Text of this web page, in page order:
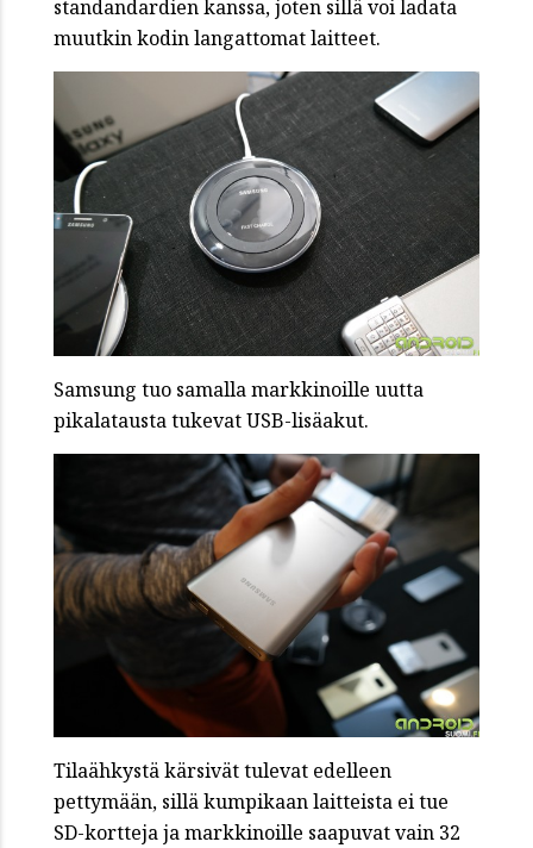
standandardien kanssa, joten sillä voi ladata
muutkin kodin langattomat laitteet.
Samsung tuo samalla markkinoille uutta
pikalatausta tukevat USB-lisäakut.
Tilaähkystä kärsivät tulevat edelleen
pettymään, sillä kumpikaan laitteista ei tue
SD-kortteja ja markkinoille saapuvat vain 32